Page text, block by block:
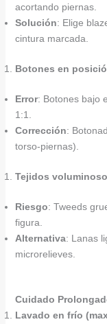
acortando piernas.
Solución: Elige
cintura marcada.
Botones en
Error: Botones bajo
1:1.
Corrección:
torso-piernas).
Tejidos
Riesgo: Tweeds
figura.
Alternativa: Lanas
microrelieves.
Cuidado
Lavado en frío